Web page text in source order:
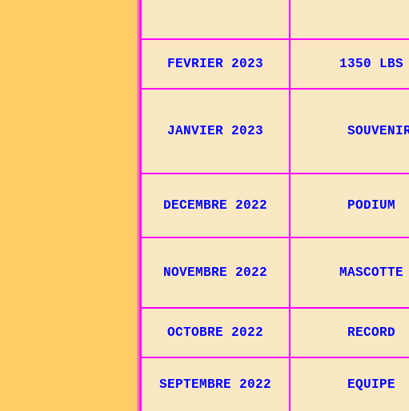
FEVRIER 2023 1350
JANVIER 2023
DECEMBRE 2022 PODIUM
NOVEMBRE 2022
OCTOBRE 2022 RECORD
SEPTEMBRE 2022 EQUIPE